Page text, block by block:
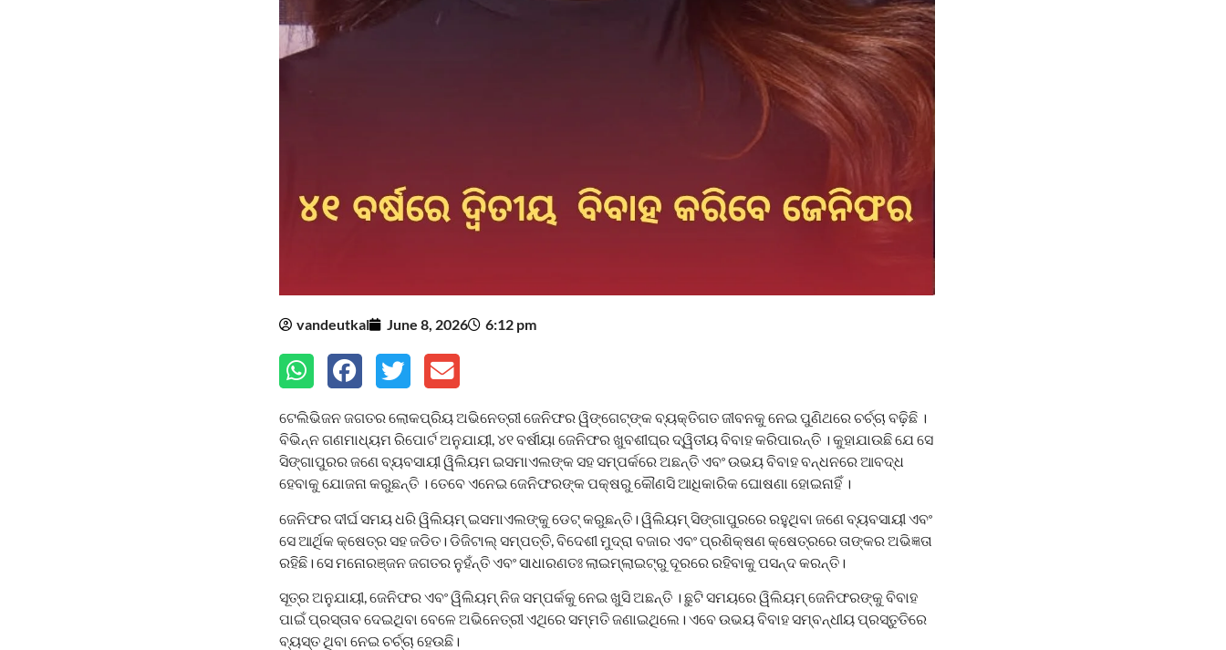
vandeutkal June 8, 2026 6:12 pm
ଟେଲିଭିଜନ ଜଗତର ଲୋକପ୍ରିୟ ଅଭିନେତ୍ରୀ ଜେନିଫର ୱିଙ୍ଗେଟ୍‌ଙ୍କ ବ୍ୟକ୍ତିଗତ ଜୀବନକୁ ନେଇ ପୁଣିଥରେ ଚର୍ଚ୍ଚା ବଢ଼ିଛି ।
ବିଭିନ୍ନ ଗଣମାଧ୍ୟମ ରିପୋର୍ଟ ଅନୁଯାୟୀ, ୪୧ ବର୍ଷୀୟା ଜେନିଫର ଖୁବଶୀଘ୍ର ଦ୍ୱିତୀୟ ବିବାହ କରିପାରନ୍ତି । କୁହାଯାଉଛି ଯେ ସେ
ସିଙ୍ଗାପୁରର ଜଣେ ବ୍ୟବସାୟୀ ୱିଲିୟମ ଇସମାଏଲଙ୍କ ସହ ସମ୍ପର୍କରେ ଅଛନ୍ତି ଏବଂ ଉଭୟ ବିବାହ ବନ୍ଧନରେ ଆବଦ୍ଧ
ହେବାକୁ ଯୋଜନା କରୁଛନ୍ତି । ତେବେ ଏନେଇ ଜେନିଫରଙ୍କ ପକ୍ଷରୁ କୌଣସି ଆଧିକାରିକ ଘୋଷଣା ହୋଇନାହିଁ ।
ଜେନିଫର ଦୀର୍ଘ ସମୟ ଧରି ୱିଲିୟମ୍ ଇସମାଏଲଙ୍କୁ ଡେଟ୍ କରୁଛନ୍ତି। ୱିଲିୟମ୍ ସିଙ୍ଗାପୁରରେ ରହୁଥିବା ଜଣେ ବ୍ୟବସାୟୀ ଏବଂ
ସେ ଆର୍ଥିକ କ୍ଷେତ୍ର ସହ ଜଡିତ। ଡିଜିଟାଲ୍ ସମ୍ପତ୍ତି, ବିଦେଶୀ ମୁଦ୍ରା ବଜାର ଏବଂ ପ୍ରଶିକ୍ଷଣ କ୍ଷେତ୍ରରେ ତାଙ୍କର ଅଭିଜ୍ଞତା
ରହିଛି। ସେ ମନୋରଞ୍ଜନ ଜଗତର ନୁହଁନ୍ତି ଏବଂ ସାଧାରଣତଃ ଲାଇମ୍‌ଲାଇଟ୍‌ରୁ ଦୂରରେ ରହିବାକୁ ପସନ୍ଦ କରନ୍ତି।
ସୂତ୍ର ଅନୁଯାୟୀ, ଜେନିଫର ଏବଂ ୱିଲିୟମ୍ ନିଜ ସମ୍ପର୍କକୁ ନେଇ ଖୁସି ଅଛନ୍ତି । ଛୁଟି ସମୟରେ ୱିଲିୟମ୍ ଜେନିଫରଙ୍କୁ ବିବାହ
ପାଇଁ ପ୍ରସ୍ତାବ ଦେଇଥିବା ବେଳେ ଅଭିନେତ୍ରୀ ଏଥିରେ ସମ୍ମତି ଜଣାଇଥିଲେ। ଏବେ ଉଭୟ ବିବାହ ସମ୍ବନ୍ଧୀୟ ପ୍ରସ୍ତୁତିରେ
ବ୍ୟସ୍ତ ଥିବା ନେଇ ଚର୍ଚ୍ଚା ହେଉଛି।